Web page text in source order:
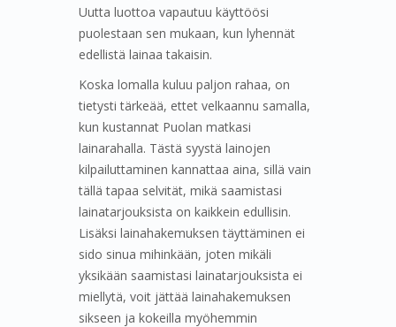
Uutta luottoa vapautuu käyttöösi
puolestaan sen mukaan, kun lyhennät
edellistä lainaa takaisin.
Koska lomalla kuluu paljon rahaa, on
tietysti tärkeää, ettet velkaannu samalla,
kun kustannat Puolan matkasi
lainarahalla. Tästä syystä lainojen
kilpailuttaminen kannattaa aina, sillä vain
tällä tapaa selvität, mikä saamistasi
lainatarjouksista on kaikkein edullisin.
Lisäksi lainahakemuksen täyttäminen ei
sido sinua mihinkään, joten mikäli
yksikään saamistasi lainatarjouksista ei
miellytä, voit jättää lainahakemuksen
sikseen ja kokeilla myöhemmin